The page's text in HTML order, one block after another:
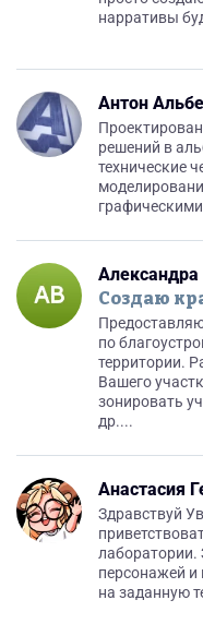
нарративы
Антон
решений в
технические
Александра
Создаю
по
территории.
Вашего
зонировать
др....
Анастасия
Здравствуй
лаборатории.
персонажей и
на заданную